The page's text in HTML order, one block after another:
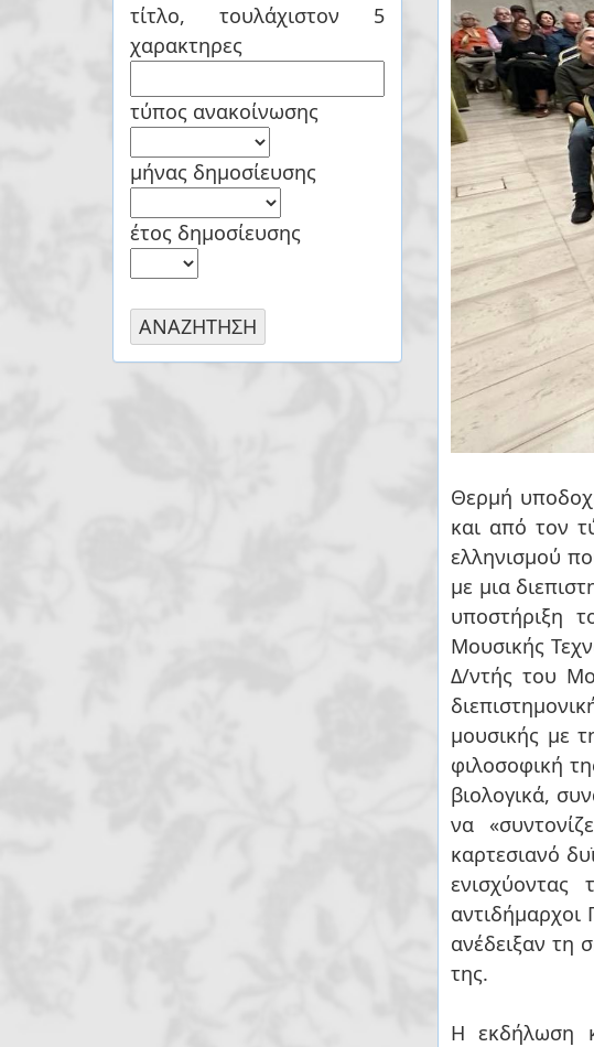
τίτλο, τουλάχιστον 5
χαρακτηρες
τύπος ανακοίνωσης
μήνας δημοσίευσης
έτος δημοσίευσης
Θερμή
και από τον
ελληνισμού
με μια
υποστήριξη
Μουσικής
Δ/ντής του
μουσικής με
φιλοσοφική
βιολογικά,
να
καρτεσιανό
ενισχύοντας
ανέδειξαν τη
της.
Η εκδήλωση κατά το πρώτο μέρος ήταν αφιερωμένη στη διευρυνόμενη σχέση μεταξύ